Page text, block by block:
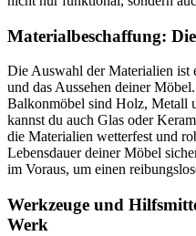
Materialbeschaffung:
Die Auswahl der Materialien ist
und das Aussehen deiner
Balkonmöbel sind Holz, Metall
kannst du auch Glas oder
die Materialien wetterfest und
Lebensdauer deiner Möbel
im Voraus, um einen
Werkzeuge und
Werk